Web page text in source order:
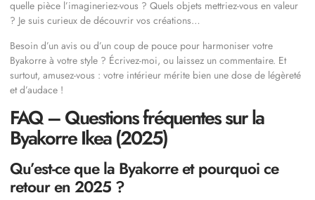
quelle pièce l’imagineriez-vous ? Quels objets mettriez-vous en valeur
? Je suis curieux de découvrir vos créations…
Besoin d’un avis ou d’un coup de pouce pour harmoniser votre
Byakorre à votre style ? Écrivez-moi, ou laissez un commentaire. Et
surtout, amusez-vous : votre intérieur mérite bien une dose de légèreté
et d’audace !
FAQ – Questions fréquentes sur la
Byakorre Ikea (2025)
Qu’est-ce que la Byakorre et pourquoi ce
retour en 2025 ?